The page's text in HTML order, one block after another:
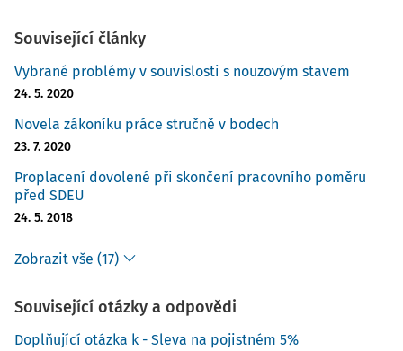
Související články
Vybrané problémy v souvislosti s nouzovým stavem
24. 5. 2020
Novela zákoníku práce stručně v bodech
23. 7. 2020
Proplacení dovolené při skončení pracovního poměru
před SDEU
24. 5. 2018
Zobrazit vše (17)
Související otázky a odpovědi
Doplňující otázka k - Sleva na pojistném 5%